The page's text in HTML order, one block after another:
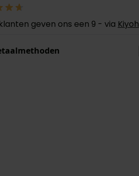
geven ons een 9 - via Kiyoh